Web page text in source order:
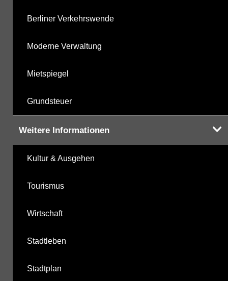
Berliner Verkehrswende
Moderne Verwaltung
Mietspiegel
Grundsteuer
Weitere Informationen
Kultur & Ausgehen
Tourismus
Wirtschaft
Stadtleben
Stadtplan